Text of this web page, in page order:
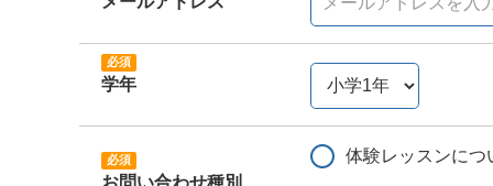
学年
お問い合わせ種別
体験レッスンにつ